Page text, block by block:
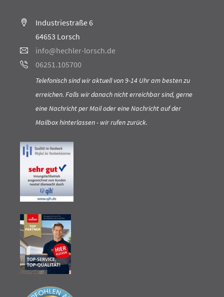
Industriestraße 6
64653 Lorsch
info@hechler-lorsch.de
06251.105700
Telefonisch sind wir aktuell von 9-14 Uhr am besten zu
erreichen. Falls wir danach nicht erreichbar sind, gerne
eine Nachricht per Mail oder eine Nachricht auf der
Mailbox hinterlassen - wir rufen zurück.